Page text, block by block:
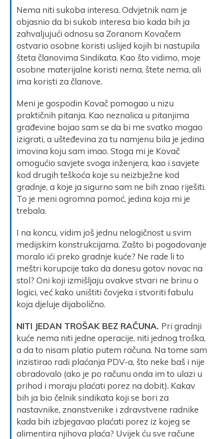
Nema niti sukoba interesa. Odvjetnik nam je
objasnio da bi sukob interesa bio kada bih ja
zahvaljujući odnosu sa Zoranom Kovačem
ostvario osobne koristi uslijed kojih bi nastupila
šteta članovima Sindikata. Kao što vidimo, moje
osobne materijalne koristi nema, štete nema, ali
ima koristi za članove.
Meni je gospodin Kovač pomogao u nizu
praktičnih pitanja. Kao neznalica u pitanjima
građevine bojao sam se da bi me svatko mogao
izigrati, a ušteđevina za tu namjenu bila je jedina
imovina koju sam imao. Stoga mi je Kovač
omogućio savjete svoga inženjera, kao i savjete
kod drugih teškoća koje su neizbježne kod
gradnje, a koje ja sigurno sam ne bih znao riješiti.
To je meni ogromna pomoć, jedina koja mi je
trebala.
I na koncu, vidim još jednu nelogičnost u svim
medijskim konstrukcijama. Zašto bi pogodovanje
moralo ići preko gradnje kuće? Ne rade li to
meštri korupcije tako da donesu gotov novac na
stol? Oni koji izmišljaju ovakve stvari ne brinu o
logici, već kako uništiti čovjeka i stvoriti fabulu
koja djeluje dijabolično.
NITI JEDAN TROŠAK BEZ RAČUNA. Pri gradnji
kuće nema niti jedne operacije, niti jednog troška,
a da to nisam platio putem računa. Na tome sam
inzistirao radi plaćanja PDV-a, što neke baš i nije
obradovalo (ako je po računu onda im to ulazi u
prihod i moraju plaćati porez na dobit). Kakav
bih ja bio čelnik sindikata koji se bori za
nastavnike, znanstvenike i zdravstvene radnike
kada bih izbjegavao plaćati porez iz kojeg se
alimentira njihova plaća? Uvijek ću sve račune